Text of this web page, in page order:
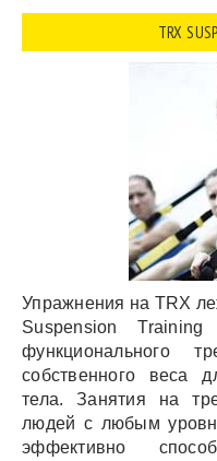
TRX
Упражнения на TRX
Suspension
функционального
собственного веса
тела. Занятия на
людей с любым
эффективно